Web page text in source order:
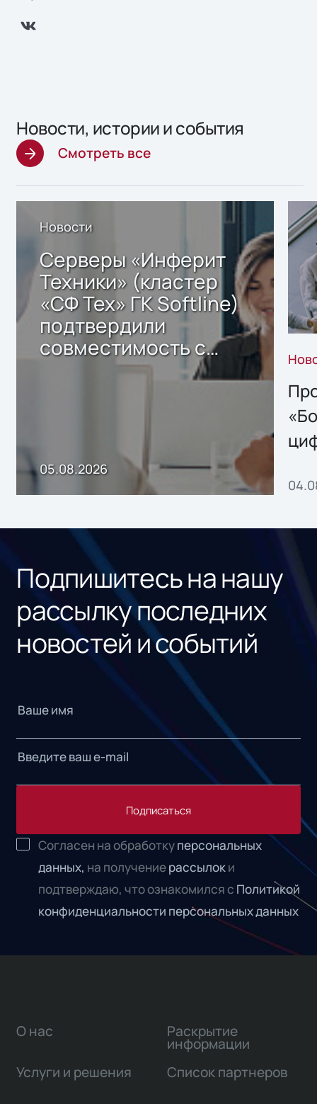
Новости, истории и события
Смотреть все
Новости
Серверы «Инферит
Техники» (кластер
«СФ Тех» ГК Softline)
подтвердили
совместимость с
решением Sharx
05.08.2026
Подпишитесь на нашу
рассылку последних
новостей и событий
Подписаться
Согласен на обработкуперсональных
данных, на получениерассылоки
подтверждаю, что ознакомился с Политикой
конфиденциальности персональных данных
О нас
Услуги и решения
Раскрытие
информации
Список партнеров